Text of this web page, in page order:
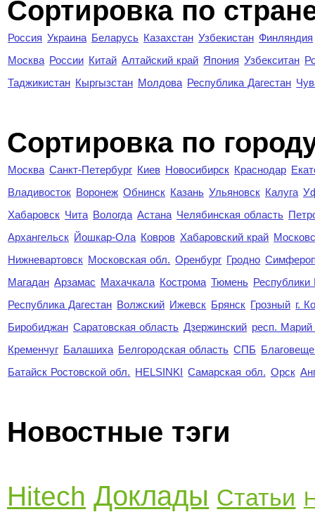
Сортировка по
Россия Украина Беларусь Казахстан Узбекистан Финляндия
Москва России Китай Алтайский край Япония Узбекситан
Таджикистан Кыргызстан Молдова Республика Дагестан
Cортировка по
Москва Санкт-Петербург Киев Новосибирск Краснодар
Владивосток Воронеж Обнинск Казань Ульяновск Калуга
Хабаровск Чита Вологда Астана Челябинская область
Архангельск Йошкар-Ола Ковров Хабаровский край
Нижневартовск Московская обл. Оренбург Гродно
Магадан Арзамас Махачкала Кострома Тюмень Республики
Республика Дагестан Волжский Ижевск Брянск Грозный г.
Биробиджан Саратовская область Дзержинский респ.
Кременчуг Балашиха Белгородская область СПБ
Батайск Ростовской обл. HELSINKI Самарская обл. Орск
Новостные тэги
Hitech Доклады Статьи